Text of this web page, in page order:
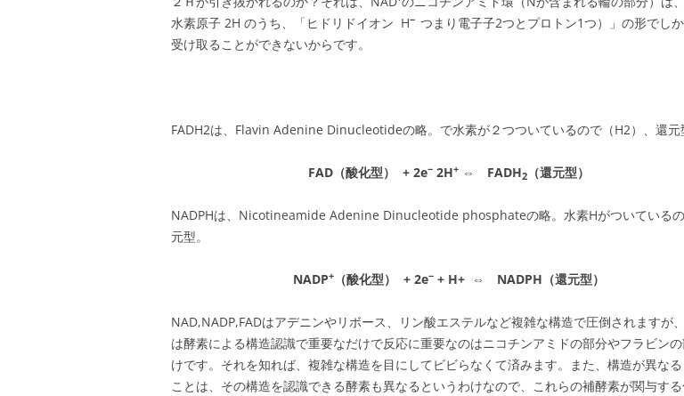
水素原子 2H のうち、「ヒドリドイオン H− つまり電子子2つとプロトン1つ）」の形でし
受け取ることができないからです。
FADH2は、Flavin Adenine Dinucleotideの略。で水素が２つついているので（H2）、還元
FAD（酸化型） + 2e− 2H+ ⇔ FADH2 （還元型）
NADPHは、Nicotineamide Adenine Dinucleotide phosphateの略。水素Hがついている
元型。
NADP+ （酸化型） + 2e− + H+ ⇔ NADPH（還元型）
NAD,NADP,FADはアデニンやリボース、リン酸エステルなど複雑な構造で圧倒されますが
は酵素による構造認識で重要なだけで反応に重要なのはニコチンアミドの部分やフラビン
けです。それを知れば、複雑な構造を目にしてビビらなくて済みます。また、構造が異なる
ことは、その構造を認識できる酵素も異なるというわけなので、これらの補酵素が関与す